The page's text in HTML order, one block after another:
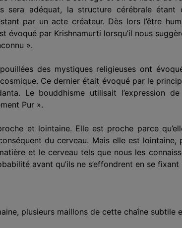
sera adéquat, la structure cérébrale étant
par un acte créateur. Dès lors l’être
évoqué par Krishnamurti lorsqu’il nous
».
des mystiques religieuses ont
Ce dernier était évoqué par le
Le bouddhisme utilisait l’expression
Pur ».
et lointaine. Elle est proche parce
du cerveau. Mais elle est lointaine,
et le cerveau tels que nous les
avant qu’ils ne s’effondrent en se
plusieurs maillons de cette chaîne subtile